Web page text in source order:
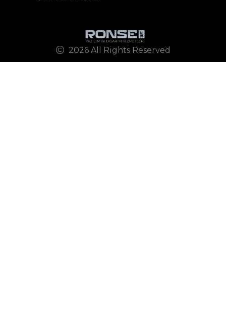
2026 All Rights Reserved